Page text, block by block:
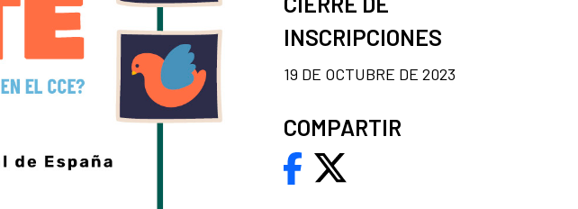
INSCRIPCIONES
19 DE OCTUBRE DE 2023
COMPARTIR